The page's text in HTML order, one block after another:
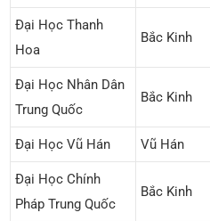
Đại Học Thanh
Hoa
Bắc Kinh
Đại Học Nhân Dân
Trung Quốc
Bắc Kinh
Đại Học Vũ Hán Vũ Hán
Đại Học Chính
Pháp Trung Quốc
Bắc Kinh